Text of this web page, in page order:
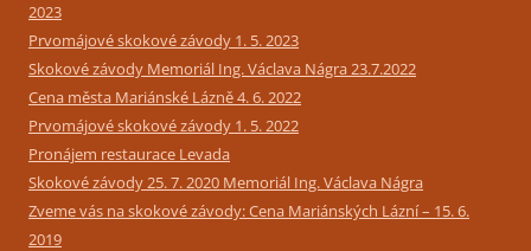
2023
Prvomájové skokové závody 1. 5. 2023
Skokové závody Memoriál Ing. Václava Nágra 23.7.2022
Cena města Mariánské Lázně 4. 6. 2022
Prvomájové skokové závody 1. 5. 2022
Pronájem restaurace Levada
Skokové závody 25. 7. 2020 Memoriál Ing. Václava Nágra
Zveme vás na skokové závody: Cena Mariánských Lázní – 15. 6.
2019